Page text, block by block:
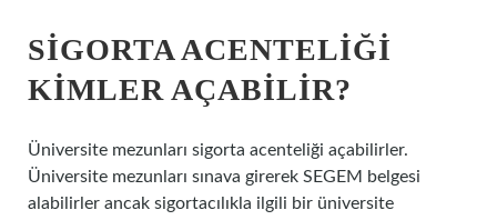
SIGORTA ACENTELIĞI
KIMLER AÇABILIR?
Üniversite mezunları sigorta acenteliği açabilirler.
Üniversite mezunları sınava girerek SEGEM belgesi
alabilirler ancak sigortacılıkla ilgili bir üniversite